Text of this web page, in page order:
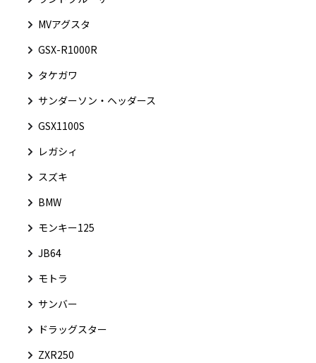
MVアグスタ
GSX-R1000R
タケガワ
サンダーソン・ヘッダース
GSX1100S
レガシィ
スズキ
BMW
モンキー125
JB64
モトラ
サンバー
ドラッグスター
ZXR250